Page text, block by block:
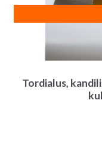
Tordialus,